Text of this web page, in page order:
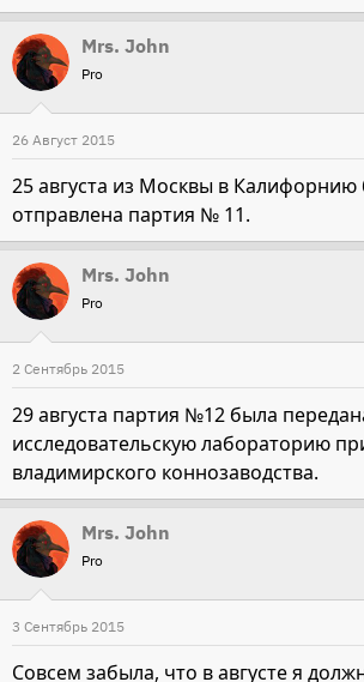
Mrs. John
Pro
26 Август 2015
25 августа из Москвы в Калифорнию
отправлена партия № 11.
Mrs. John
Pro
2 Сентябрь 2015
29 августа партия №12 была
исследовательскую лабораторию
владимирского коннозаводства.
Mrs. John
Pro
3 Сентябрь 2015
Совсем забыла, что в августе я